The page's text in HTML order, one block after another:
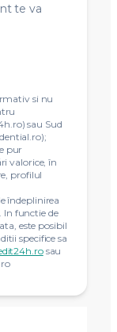
te va
si nu
sau Sud
pur
valorice, în
profilul
îndeplinirea
In functie de
este posibil
specifice sa
sau